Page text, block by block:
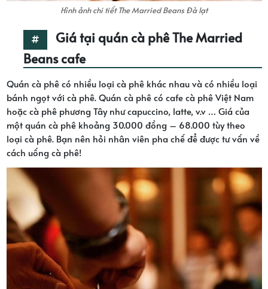
Hình ảnh chi tiết The Married Beans Đà lạt
Giá tại quán cà phê The Married
Beans cafe
Quán cà phê có nhiều loại cà phê khác nhau và có nhiều loại
bánh ngọt với cà phê. Quán cà phê có cafe cà phê Việt Nam
hoặc cà phê phương Tây như capuccino, latte, v.v … Giá của
một quán cà phê khoảng 30.000 đồng – 68.000 tùy theo
loại cà phê. Bạn nên hỏi nhân viên pha chế để được tư vấn về
cách uống cà phê!